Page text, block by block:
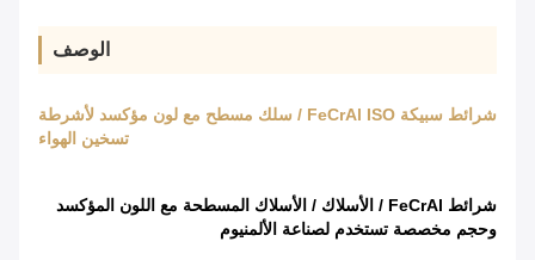
الوصف
شرائط سبيكة FeCrAl ISO / سلك مسطح مع لون مؤكسد لأشرطة
تسخين الهواء
شرائط FeCrAl / الأسلاك / الأسلاك المسطحة مع اللون المؤكسد
وحجم مخصصة تستخدم لصناعة الألمنيوم